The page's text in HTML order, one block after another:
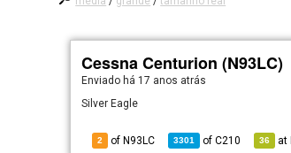
Cessna Centurion (N93LC)
Enviado há 17 anos atrás
Silver Eagle
2 of N93LC 3301 ofC210 36 at